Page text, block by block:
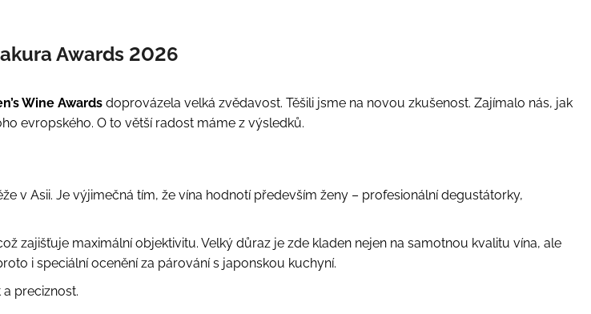
Awards 2026
Wine Awards doprovázela velká zvědavost. Těšili jsme na novou zkušenost. Zajímalo nás, jak
evropského. O to větší radost máme z výsledků.
v Asii. Je výjimečná tím, že vína hodnotí především ženy – profesionální degustátorky,
zajišťuje maximální objektivitu. Velký důraz je zde kladen nejen na samotnou kvalitu vína, ale
i speciální ocenění za párování s japonskou kuchyní.
preciznost.